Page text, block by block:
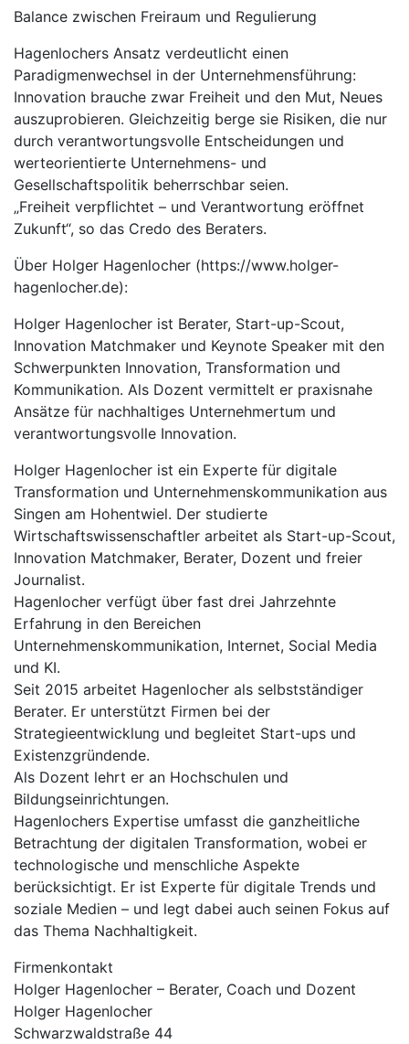
Balance zwischen Freiraum und Regulierung
Hagenlochers Ansatz verdeutlicht einen
Paradigmenwechsel in der Unternehmensführung:
Innovation brauche zwar Freiheit und den Mut, Neues
auszuprobieren. Gleichzeitig berge sie Risiken, die nur
durch verantwortungsvolle Entscheidungen und
werteorientierte Unternehmens- und
Gesellschaftspolitik beherrschbar seien.
„Freiheit verpflichtet – und Verantwortung eröffnet
Zukunft“, so das Credo des Beraters.
Über Holger Hagenlocher (https://www.holger-
hagenlocher.de):
Holger Hagenlocher ist Berater, Start-up-Scout,
Innovation Matchmaker und Keynote Speaker mit den
Schwerpunkten Innovation, Transformation und
Kommunikation. Als Dozent vermittelt er praxisnahe
Ansätze für nachhaltiges Unternehmertum und
verantwortungsvolle Innovation.
Holger Hagenlocher ist ein Experte für digitale
Transformation und Unternehmenskommunikation aus
Singen am Hohentwiel. Der studierte
Wirtschaftswissenschaftler arbeitet als Start-up-Scout,
Innovation Matchmaker, Berater, Dozent und freier
Journalist.
Hagenlocher verfügt über fast drei Jahrzehnte
Erfahrung in den Bereichen
Unternehmenskommunikation, Internet, Social Media
und KI.
Seit 2015 arbeitet Hagenlocher als selbstständiger
Berater. Er unterstützt Firmen bei der
Strategieentwicklung und begleitet Start-ups und
Existenzgründende.
Als Dozent lehrt er an Hochschulen und
Bildungseinrichtungen.
Hagenlochers Expertise umfasst die ganzheitliche
Betrachtung der digitalen Transformation, wobei er
technologische und menschliche Aspekte
berücksichtigt. Er ist Experte für digitale Trends und
soziale Medien – und legt dabei auch seinen Fokus auf
das Thema Nachhaltigkeit.
Firmenkontakt
Holger Hagenlocher – Berater, Coach und Dozent
Holger Hagenlocher
Schwarzwaldstraße 44